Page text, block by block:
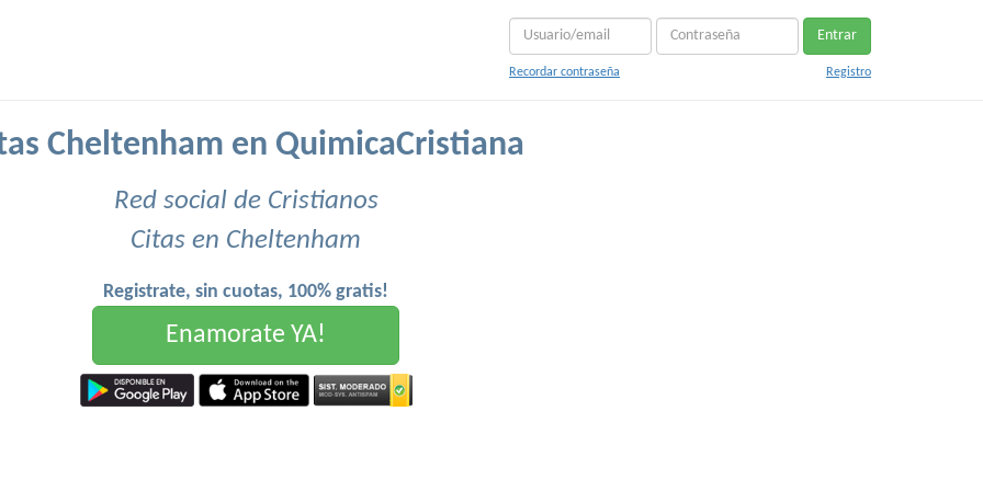
Entrar
Recordar contraseña Registro
Cheltenham en QuimicaCristiana
Red social de Cristianos
Citas en Cheltenham
Registrate, sin cuotas, 100% gratis!
Enamorate YA!